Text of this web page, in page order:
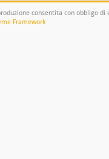
consentita con obbligo di
Framework